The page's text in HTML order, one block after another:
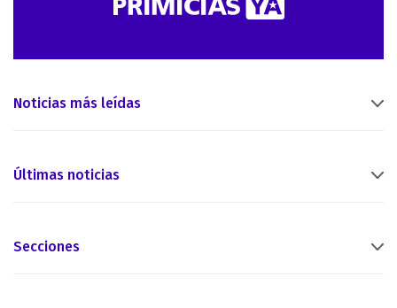
Noticias más leídas
Últimas noticias
Secciones